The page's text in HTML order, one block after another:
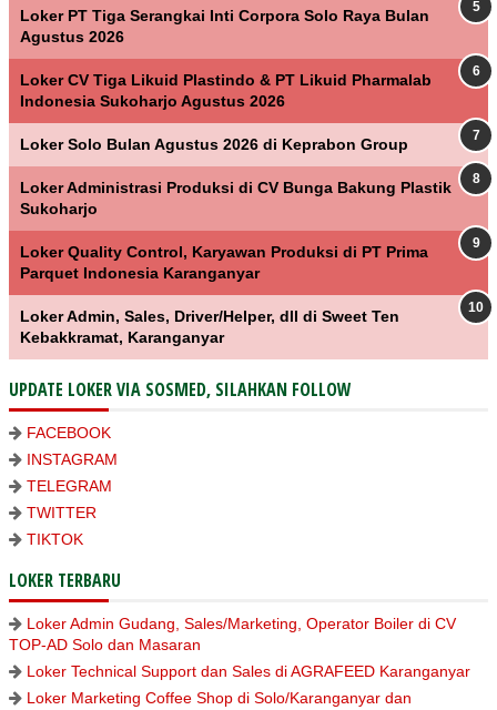
Loker PT Tiga Serangkai Inti Corpora Solo Raya Bulan
Agustus 2026
Loker CV Tiga Likuid Plastindo & PT Likuid Pharmalab
Indonesia Sukoharjo Agustus 2026
Loker Solo Bulan Agustus 2026 di Keprabon Group
Loker Administrasi Produksi di CV Bunga Bakung Plastik
Sukoharjo
Loker Quality Control, Karyawan Produksi di PT Prima
Parquet Indonesia Karanganyar
Loker Admin, Sales, Driver/Helper, dll di Sweet Ten
Kebakkramat, Karanganyar
UPDATE LOKER VIA SOSMED, SILAHKAN FOLLOW
FACEBOOK
INSTAGRAM
TELEGRAM
TWITTER
TIKTOK
LOKER TERBARU
Loker Admin Gudang, Sales/Marketing, Operator Boiler di CV
TOP-AD Solo dan Masaran
Loker Technical Support dan Sales di AGRAFEED Karanganyar
Loker Marketing Coffee Shop di Solo/Karanganyar dan